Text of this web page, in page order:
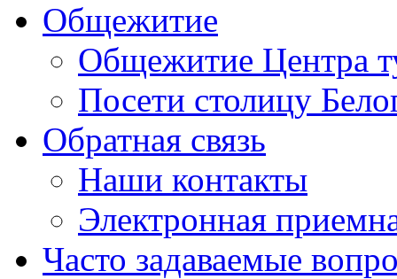
Общежитие
Общежитие Центра
Посети столицу
Обратная связь
Наши контакты
Электронная
Часто задаваемые